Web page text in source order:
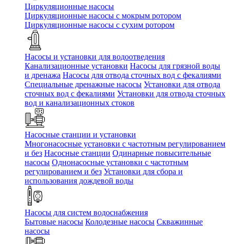
Циркуляционные насосы
Циркуляционные насосы с мокрым ротором
Циркуляционные насосы с сухим ротором
Насосы и установки для водоотведения
Канализационные установки Насосы для грязной воды
и дренажа Насосы для отвода сточных вод c фекалиями
Специальные дренажные насосы Установки для отвода
сточных вод c фекалиями Установки для отвода сточных
вод и канализационных стоков
Насосные станции и установки
Многонасосные установки с частотным регулированием
и без Насосные станции Одинарные повысительные
насосы Однонасосные установки с частотным
регулированием и без Установки для сбора и
использования дождевой воды
Насосы для систем водоснабжения
Бытовые насосы Колодезные насосы Скважинные
насосы